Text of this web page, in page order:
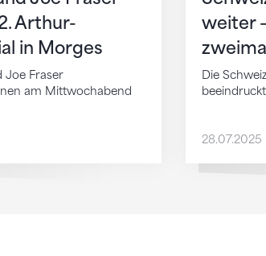
Arthur-
in Morges
Joe Fraser
am Mittwochabend
weiter
Die
28.07.2025